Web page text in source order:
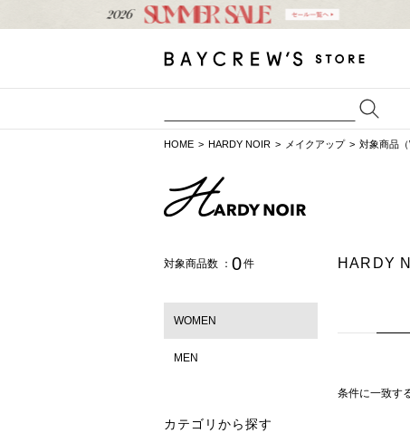
HOME HARDY NOIR メイクアップ 対象商品（
対象商品数 ： 0件
WOMEN
MEN
カテゴリから探す
HARDY
条件に一致す